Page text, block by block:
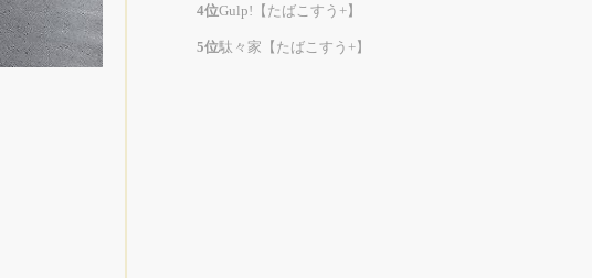
Gulp!【たばこすう+】
駄々家【たばこすう+】